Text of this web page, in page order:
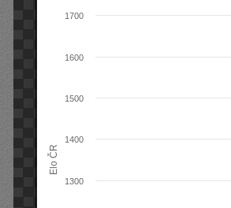
Elo ČR
1300
1400
1500
1600
1700